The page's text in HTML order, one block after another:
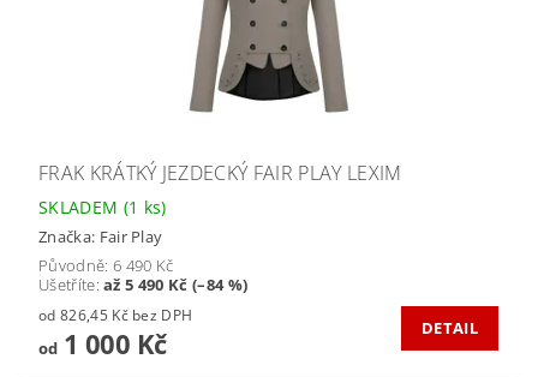
FRAK KRÁTKÝ JEZDECKÝ FAIR PLAY LEXIM
SKLADEM (1 ks)
Značka: Fair Play
Původně: 6 490 Kč
Ušetříte:až 5 490 Kč (–84 %)
od 826,45 Kč bez DPH
od1 000 Kč DETAIL